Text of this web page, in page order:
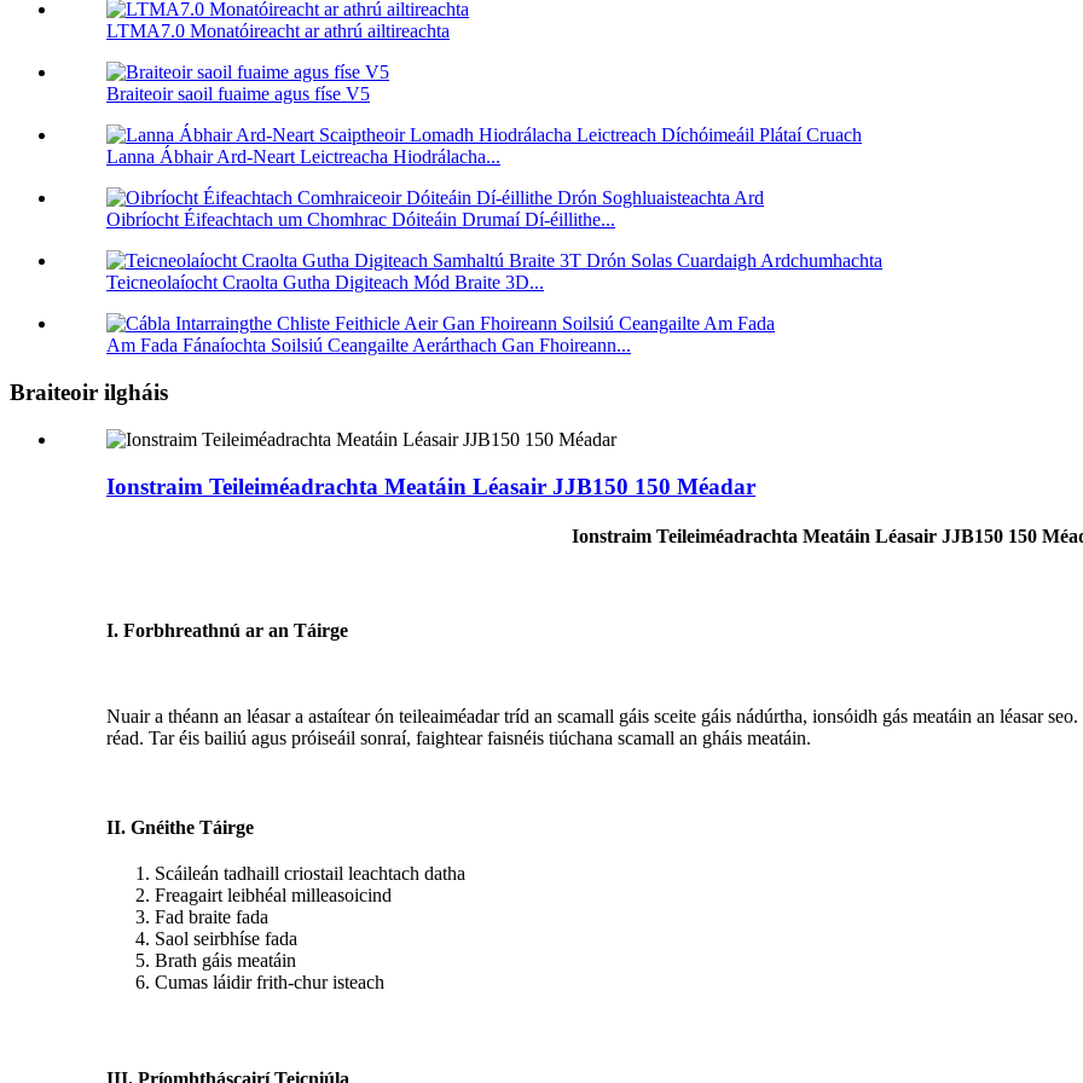
LTMA7.0 Monatóireacht ar athrú ailtireachta
Braiteoir saoil fuaime agus físe V5
Lanna Ábhair Ard-Neart Leictreacha Hiodrálacha...
Oibríocht Éifeachtach um Chomhrac Dóiteáin Drumaí Dí-éillithe...
Teicneolaíocht Craolta Gutha Digiteach Mód Braite 3D...
Am Fada Fánaíochta Soilsiú Ceangailte Aerárthach Gan Fhoireann...
Braiteoir ilgháis
Ionstraim Teileiméadrachta Meatáin Léasair JJB150 150 Méadar
Ionstraim Teileiméadrachta Meatáin Léasair JJB150 150
I. Forbhreathnú ar an Táirge
Nuair a théann an léasar a astaítear ón teileaiméadar tríd an scamall gáis sceite gáis nádúrtha, ionsóidh gás meatáin an léasar
réad. Tar éis bailiú agus próiseáil sonraí, faightear faisnéis tiúchana scamall an gháis meatáin.
II. Gnéithe Táirge
Scáileán tadhaill criostail leachtach datha
Freagairt leibhéal milleasoicind
Fad braite fada
Saol seirbhíse fada
Brath gáis meatáin
Cumas láidir frith-chur isteach